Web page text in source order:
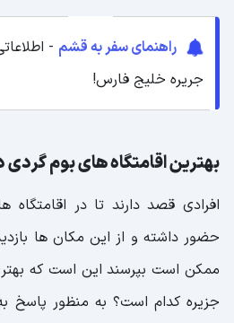
راهنمای سفر به قشم -
جریره خلیج فارس!
بهترین اقامتگاه های بوم
افرادی قصد دارند تا در
حضور داشته و از این مکان ها
ممکن است بپرسند این است که
جزیره کدام است؟ به منظور